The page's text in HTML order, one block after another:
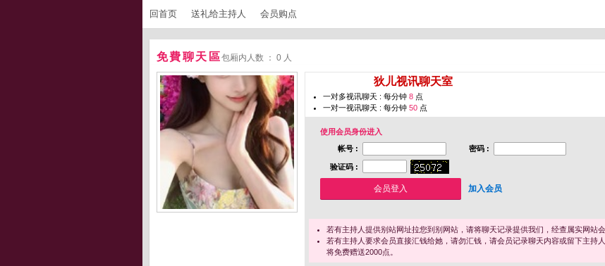
回首页 送礼给主持人 会员购点
免費聊天區包厢内人数 ： 0 人
狄儿视讯聊天室
一对多视讯聊天 : 每分钟 8 点
一对一视讯聊天 : 每分钟 50 点
使用会员身份进入
帐号 :
密码 :
验证码 :
加入会员
若有主持人提供别站网址拉您到别网站，请将聊天记录提供我们，经查属实网站会
若有主持人要求会员直接汇钱给她，请勿汇钱，请会员记录聊天内容或留下主持
将免费赠送2000点。